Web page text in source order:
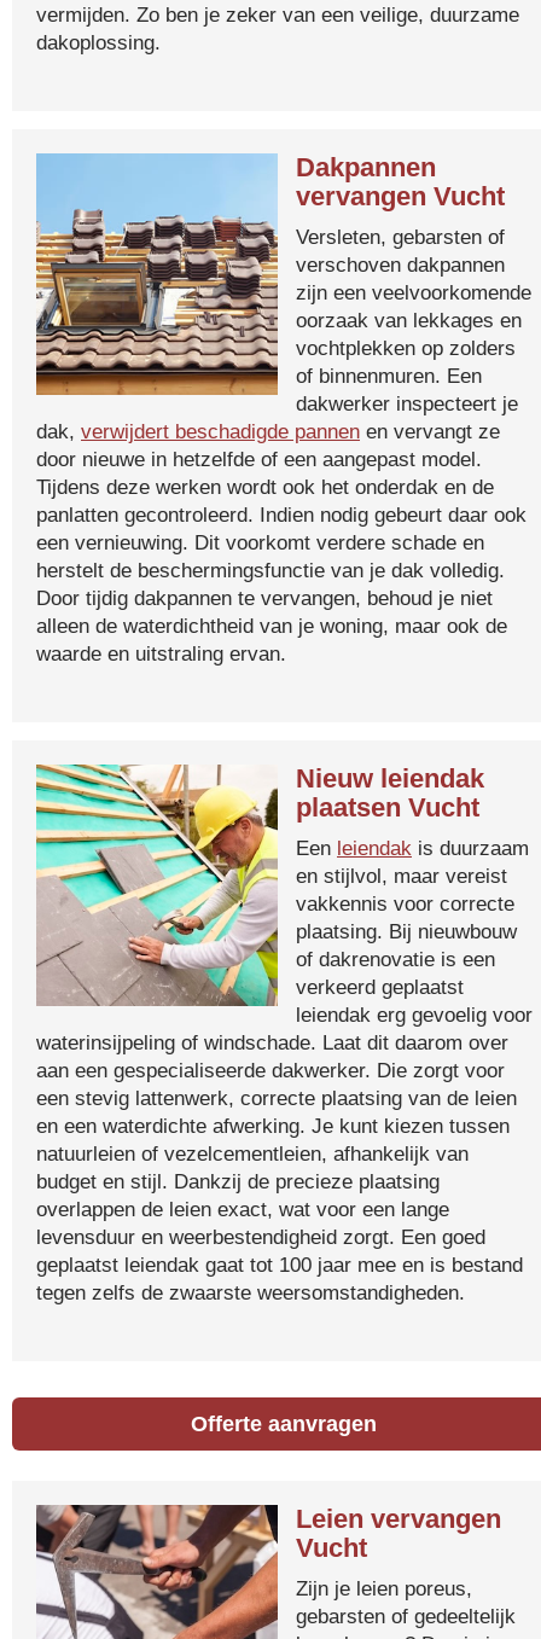
vermijden. Zo ben je zeker van een veilige, duurzame
dakoplossing.
Dakpannen
vervangen Vucht
Versleten, gebarsten of
verschoven dakpannen
zijn een veelvoorkomende
oorzaak van lekkages en
vochtplekken op zolders
of binnenmuren. Een
dakwerker inspecteert je
dak, verwijdert beschadigde pannen en vervangt ze
door nieuwe in hetzelfde of een aangepast model.
Tijdens deze werken wordt ook het onderdak en de
panlatten gecontroleerd. Indien nodig gebeurt daar ook
een vernieuwing. Dit voorkomt verdere schade en
herstelt de beschermingsfunctie van je dak volledig.
Door tijdig dakpannen te vervangen, behoud je niet
alleen de waterdichtheid van je woning, maar ook de
waarde en uitstraling ervan.
Nieuw leiendak
plaatsen Vucht
Een leiendak is duurzaam
en stijlvol, maar vereist
vakkennis voor correcte
plaatsing. Bij nieuwbouw
of dakrenovatie is een
verkeerd geplaatst
leiendak erg gevoelig voor
waterinsijpeling of windschade. Laat dit daarom over
aan een gespecialiseerde dakwerker. Die zorgt voor
een stevig lattenwerk, correcte plaatsing van de leien
en een waterdichte afwerking. Je kunt kiezen tussen
natuurleien of vezelcementleien, afhankelijk van
budget en stijl. Dankzij de precieze plaatsing
overlappen de leien exact, wat voor een lange
levensduur en weerbestendigheid zorgt. Een goed
geplaatst leiendak gaat tot 100 jaar mee en is bestand
tegen zelfs de zwaarste weersomstandigheden.
Offerte aanvragen
Leien vervangen
Vucht
Zijn je leien poreus,
gebarsten of gedeeltelijk